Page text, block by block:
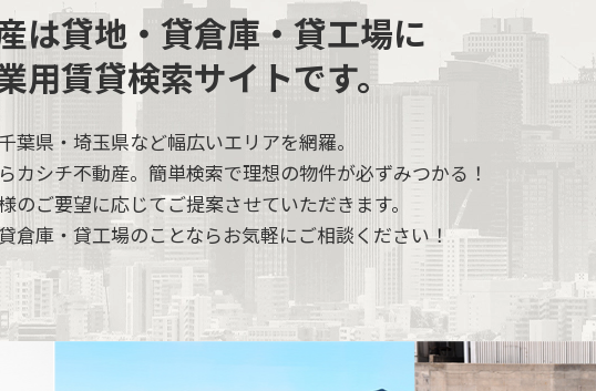
は貸地・貸倉庫・貸工場に
用賃貸検索サイトです。
葉県・埼玉県など幅広いエリアを網羅。
カシチ不動産。簡単検索で理想の物件が必ずみつかる！
のご要望に応じてご提案させていただきます。
倉庫・貸工場のことならお気軽にご相談ください！